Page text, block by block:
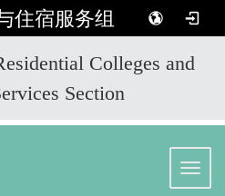
住宿服务组
Colleges and
Section